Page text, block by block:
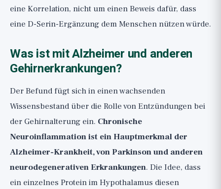
eine Korrelation, nicht um einen Beweis dafür, dass
eine D-Serin-Ergänzung dem Menschen nützen würde.
Was ist mit Alzheimer und anderen
Gehirnerkrankungen?
Der Befund fügt sich in einen wachsenden
Wissensbestand über die Rolle von Entzündungen bei
der Gehirnalterung ein. Chronische
Neuroinflammation ist ein Hauptmerkmal der
Alzheimer-Krankheit, von Parkinson und anderen
neurodegenerativen Erkrankungen. Die Idee, dass
ein einzelnes Protein im Hypothalamus diesen